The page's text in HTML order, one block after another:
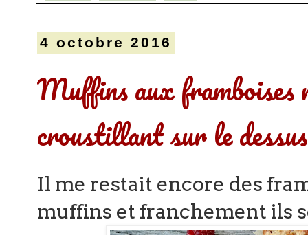
4 octobre 2016
Muffins aux
croustillant sur le dessus
Il me restait encore des
muffins et franchement ils